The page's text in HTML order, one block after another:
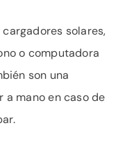
solares,
o computadora
son una
mano en caso de